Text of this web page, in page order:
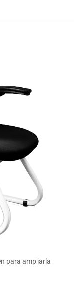
para ampliarla